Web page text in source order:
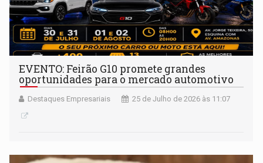
EVENTO: Feirão G10 promete grandes
oportunidades para o mercado automotivo
Destaques Empresariais 25 de Julho de 2026 às 11:07